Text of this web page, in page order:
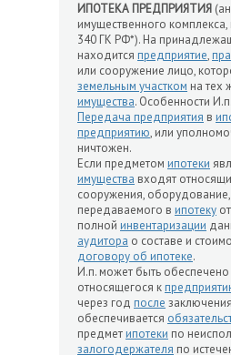
ИПОТЕКА ПРЕДПРИЯТИЯ
имущественного
340 ГК РФ*). На
находится предприятие,
или сооружение лицо,
земельным участком на тех
имущества. Особенности
Передача предприятия в
предприятию, или
ничтожен.
Если предметом ипотеки
имущества входят
сооружения, оборудование,
передаваемого в ипотеку
полной инвентаризации
аудитора о составе и
договору об ипотеке.
И.п. может быть обеспечено
относящегося к
через год после заключения
обеспечивается
предметипотеки по
залогодержателя по